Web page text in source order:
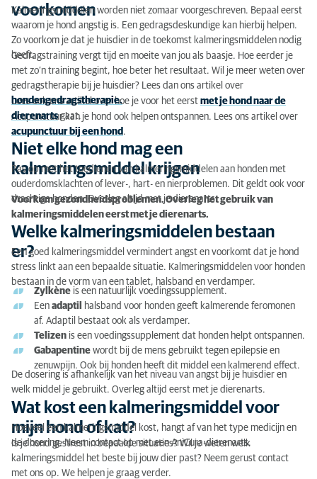
voorkomen
Kalmeringsmiddelen worden niet zomaar voorgeschreven. Bepaal eerst
waarom je hond angstig is. Een gedragsdeskundige kan hierbij helpen.
Zo voorkom je dat je huisdier in de toekomst kalmeringsmiddelen nodig
heeft.
Gedragstraining vergt tijd en moeite van jou als baasje. Hoe eerder je
met zo’n training begint, hoe beter het resultaat. Wil je meer weten over
gedragstherapie bij je huisdier? Lees dan ons artikel over
hondengedragstherapie.
Lees ook ons artikel over hoe je voor het eerst met je hond naar de
dierenartsgaat.
Acupunctuur kan je hond ook helpen ontspannen. Lees ons artikel over
acupunctuur bij een hond .
Niet elke hond mag een
kalmeringsmiddel krijgen
Pas op met het toedienen van kalmeringsmiddelen aan honden met
ouderdomsklachten of lever-, hart- en nierproblemen. Dit geldt ook voor
drachtige honden. Overleg altijd met je dierenarts.
Voorkom gezondheidsproblemen. Overleg het gebruik van
kalmeringsmiddelen eerst met je dierenarts.
Welke kalmeringsmiddelen bestaan
er?
Een goed kalmeringsmiddel vermindert angst en voorkomt dat je hond
stress linkt aan een bepaalde situatie. Kalmeringsmiddelen voor honden
bestaan in de vorm van een tablet, halsband en verdamper.
Zylkène is een natuurlijk voedingssupplement.
Een adaptil
halsband voor honden geeft kalmerende feromonen
af. Adaptil bestaat ook als verdamper.
Telizen is een voedingssupplement dat honden helpt ontspannen.
Gabapentine wordt bij de mens gebruikt tegen epilepsie en
zenuwpijn. Ook bij honden heeft dit middel een kalmerend effect.
De dosering is afhankelijk van het niveau van angst bij je huisdier en
welk middel je gebruikt. Overleg altijd eerst met je dierenarts.
Wat kost een kalmeringsmiddel voor
mijn hond of kat?
Hoeveel een kalmeringsmiddel kost, hangt af van het type medicijn en
de dosering. Neem contact op met een AniCura-dierenarts.
Is je hond gestrest in bepaalde situaties? Wil je weten welk
kalmeringsmiddel het beste bij jouw dier past? Neem gerust contact
met ons op. We helpen je graag verder.